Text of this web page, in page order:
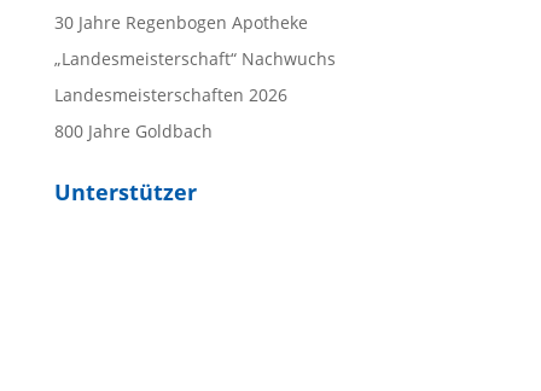
30 Jahre Regenbogen Apotheke
„Landesmeisterschaft“ Nachwuchs
Landesmeisterschaften 2026
800 Jahre Goldbach
Unterstützer